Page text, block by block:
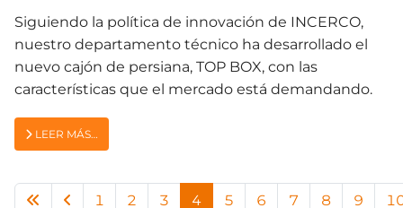
Siguiendo la política de innovación de INCERCO,
nuestro departamento técnico ha desarrollado el
nuevo cajón de persiana, TOP BOX, con las
características que el mercado está demandando.
LEER MÁS…
1 2 3 4 5 6 7 8 9